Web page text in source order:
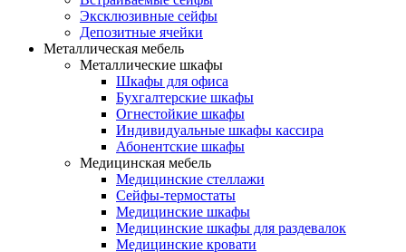
Эксклюзивные сейфы
Депозитные ячейки
Металлическая мебель
Металлические шкафы
Шкафы для офиса
Бухгалтерские шкафы
Огнестойкие шкафы
Индивидуальные шкафы кассира
Абонентские шкафы
Медицинская мебель
Медицинские стеллажи
Сейфы-термостаты
Медицинские шкафы
Медицинские шкафы для раздевалок
Медицинские кровати